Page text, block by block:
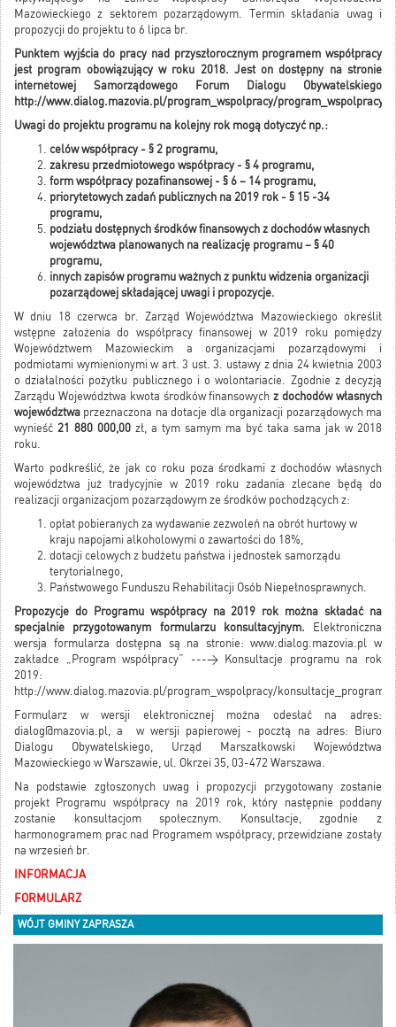
Mazowieckiego z sektorem pozarządowym. Termin składania uwag i
propozycji do projektu to 6 lipca br.
Punktem wyjścia do pracy nad przyszłorocznym programem współpracy
jest program obowiązujący w roku 2018. Jest on dostępny na stronie
internetowej Samorządowego Forum Dialogu Obywatelskiego
http://www.dialog.mazovia.pl/program_wspolpracy/
Uwagi do projektu programu na kolejny rok mogą dotyczyć np.:
celów współpracy - § 2 programu,
zakresu przedmiotowego współpracy - § 4 programu,
form współpracy pozafinansowej - § 6 – 14 programu,
priorytetowych zadań publicznych na 2019 rok - § 15 -34
programu,
podziału dostępnych środków finansowych z dochodów własnych
województwa planowanych na realizację programu – § 40
programu,
innych zapisów programu ważnych z punktu widzenia organizacji
pozarządowej składającej uwagi i propozycje.
W dniu 18 czerwca br. Zarząd Województwa Mazowieckiego określił
wstępne założenia do współpracy finansowej w 2019 roku pomiędzy
Województwem Mazowieckim a organizacjami pozarządowymi i
podmiotami wymienionymi w art. 3 ust. 3. ustawy z dnia 24 kwietnia 2003
o działalności pożytku publicznego i o wolontariacie. Zgodnie z decyzją
Zarządu Województwa kwota środków finansowychz dochodów własnych
województwa przeznaczona na dotacje dla organizacji pozarządowych ma
wynieść 21 880 000,00 zł, a tym samym ma być taka sama jak w 2018
roku.
Warto podkreślić, że jak co roku poza środkami z dochodów własnych
województwa już tradycyjnie w 2019 roku zadania zlecane będą do
realizacji organizacjom pozarządowym ze środków pochodzących z:
opłat pobieranych za wydawanie zezwoleń na obrót hurtowy w
kraju napojami alkoholowymi o zawartości do 18%,
dotacji celowych z budżetu państwa i jednostek samorządu
terytorialnego,
Państwowego Funduszu Rehabilitacji Osób Niepełnosprawnych.
Propozycje do Programu współpracy na 2019 rok można składać na
specjalnie przygotowanym formularzu konsultacyjnym.
Elektroniczna
wersja formularza dostępna są na stronie:www.dialog.mazovia.pl w
zakładce „Program współpracy” ---> Konsultacje programu na rok
2019:
http://www.dialog.mazovia.pl/program_wspolpracy/
Formularz w wersji elektronicznej można odesłać na adres:
dialog@mazovia.pl, a w wersji papierowej - pocztą na adres: Biuro
Dialogu Obywatelskiego, Urząd Marszałkowski Województwa
Mazowieckiego w Warszawie, ul. Okrzei 35, 03-472 Warszawa.
Na podstawie zgłoszonych uwag i propozycji przygotowany zostanie
projekt Programu współpracy na 2019 rok, który następnie poddany
zostanie konsultacjom społecznym. Konsultacje, zgodnie z
harmonogramem prac nad Programem współpracy, przewidziane zostały
na wrzesień br.
INFORMACJA
FORMULARZ
WÓJT GMINY ZAPRASZA